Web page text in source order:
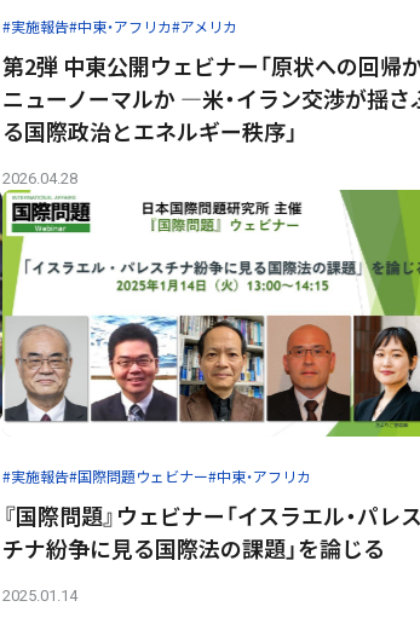
#実施報告#中東・アフリカ#アメリカ
第2弾 中東公開ウェビナー「原状への回帰
ニューノーマルか ―米・イラン交渉が揺さ
る国際政治とエネルギー秩序」
2026.04.28
#実施報告#国際問題ウェビナー#中東・アフリカ
『国際問題』ウェビナー「イスラエル・パレス
チナ紛争に見る国際法の課題」を論じる
2025.01.14